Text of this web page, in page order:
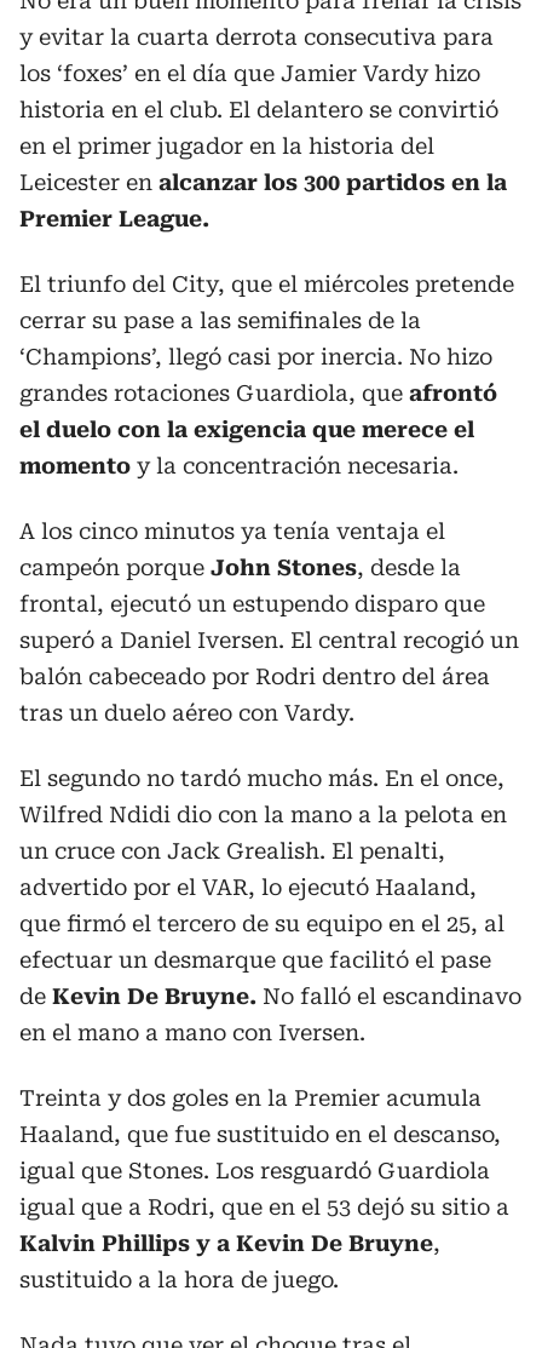
y evitar la cuarta derrota consecutiva para
los ‘foxes’ en el día que Jamier Vardy hizo
historia en el club. El delantero se convirtió
en el primer jugador en la historia del
Leicester en alcanzar los 300 partidos en la
Premier League.
El triunfo del City, que el miércoles pretende
cerrar su pase a las semifinales de la
‘Champions’, llegó casi por inercia. No hizo
grandes rotaciones Guardiola, que afrontó
el duelo con la exigencia que merece el
momento y la concentración necesaria.
A los cinco minutos ya tenía ventaja el
campeón porque John Stones, desde la
frontal, ejecutó un estupendo disparo que
superó a Daniel Iversen. El central recogió un
balón cabeceado por Rodri dentro del área
tras un duelo aéreo con Vardy.
El segundo no tardó mucho más. En el once,
Wilfred Ndidi dio con la mano a la pelota en
un cruce con Jack Grealish. El penalti,
advertido por el VAR, lo ejecutó Haaland,
que firmó el tercero de su equipo en el 25, al
efectuar un desmarque que facilitó el pase
de Kevin De Bruyne. No falló el escandinavo
en el mano a mano con Iversen.
Treinta y dos goles en la Premier acumula
Haaland, que fue sustituido en el descanso,
igual que Stones. Los resguardó Guardiola
igual que a Rodri, que en el 53 dejó su sitio a
Kalvin Phillips y a Kevin De Bruyne,
sustituido a la hora de juego.